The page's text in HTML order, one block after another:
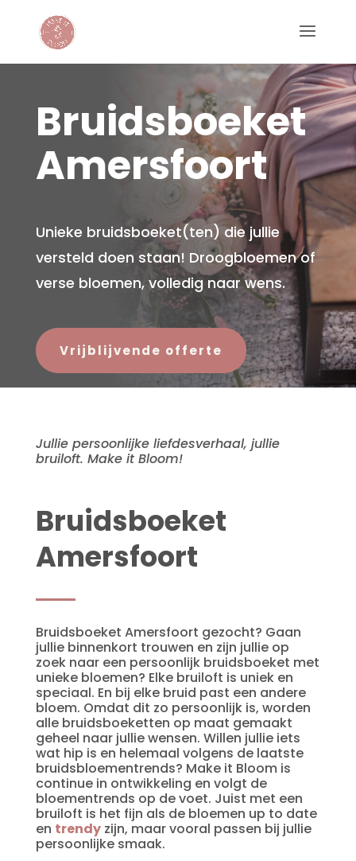
Bruidsboeket
Amersfoort
Unieke bruidsboeket(ten) die jullie
versteld doen staan! Droogbloemen of
verse bloemen, volledig naar wens.
Vrijblijvende offerte
Jullie persoonlijke liefdesverhaal, jullie
bruiloft. Make it Bloom!
Bruidsboeket
Amersfoort
Bruidsboeket Amersfoort gezocht? Gaan
jullie binnenkort trouwen en zijn jullie op
zoek naar een persoonlijk bruidsboeket met
unieke bloemen? Elke bruiloft is uniek en
speciaal. En bij elke bruid past een andere
bloem. Omdat dit zo persoonlijk is, worden
alle bruidsboeketten op maat gemaakt
geheel naar jullie wensen. Willen jullie iets
wat hip is en helemaal volgens de laatste
bruidsbloementrends? Make it Bloom is
continue in ontwikkeling en volgt de
bloementrends op de voet. Juist met een
bruiloft is het fijn als de bloemen up to date
en trendyzijn, maar vooral passen bij jullie
persoonlijke smaak.